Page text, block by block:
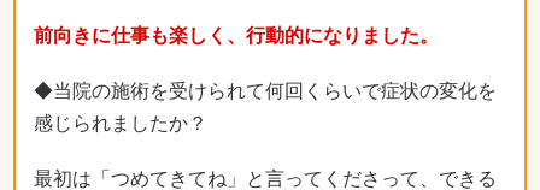
前向きに仕事も楽しく、行動的になりました。
◆当院の施術を受けられて何回くらいで症状の変化を
感じられましたか？
最初は「つめてきてね」と言ってくださって、できる